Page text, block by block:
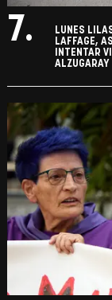
7.
LUNES
LAFFAGE,
INTENTAR
ALZUGARAY